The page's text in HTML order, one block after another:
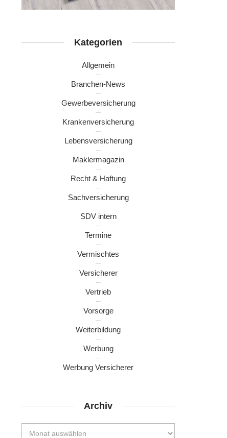
Kategorien
Allgemein
Branchen-News
Gewerbeversicherung
Krankenversicherung
Lebensversicherung
Maklermagazin
Recht & Haftung
Sachversicherung
SDV intern
Termine
Vermischtes
Versicherer
Vertrieb
Vorsorge
Weiterbildung
Werbung
Werbung Versicherer
Archiv